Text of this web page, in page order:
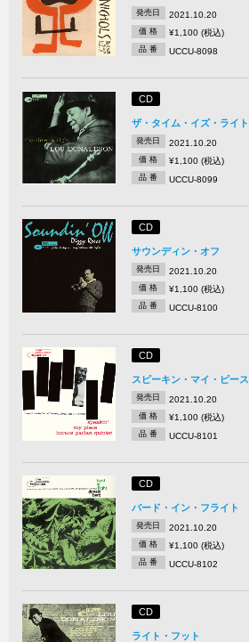
発売日 2021.10.20
価 格 ¥1,100 (税込)
品 番 UCCU-8098
CD
ザ・タイム・イズ・ライト
発売日 2021.10.20
価 格 ¥1,100 (税込)
品 番 UCCU-8099
CD
サウンディン・オフ
発売日 2021.10.20
価 格 ¥1,100 (税込)
品 番 UCCU-8100
CD
スピーキン・マイ・ピース
発売日 2021.10.20
価 格 ¥1,100 (税込)
品 番 UCCU-8101
CD
バード・イン・フライト
発売日 2021.10.20
価 格 ¥1,100 (税込)
品 番 UCCU-8102
CD
ライト・フット